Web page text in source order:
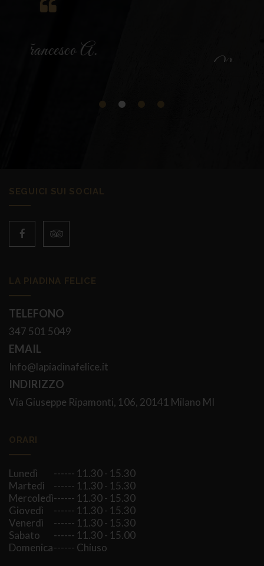
SEGUICI SUI SOCIAL
LA PIADINA FELICE
TELEFONO
347 501 5049
EMAIL
Info@lapiadinafelice.
INDIRIZZO
ORARI
Lunedì
------ 11.30 - 15.30
Martedì
------ 11.30 - 15.30
Mercoledì ------ 11.30 - 15.30
Giovedì
------ 11.30 - 15.30
Venerdì
------ 11.30 - 15.30
Sabato
------ 11.30 - 15.00